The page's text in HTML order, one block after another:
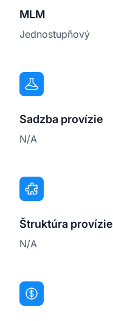
MLM
Jednostupňový
Sadzba provízie
N/A
Štruktúra provízie
N/A